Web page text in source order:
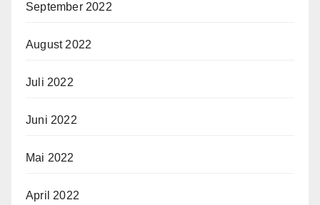
September 2022
August 2022
Juli 2022
Juni 2022
Mai 2022
April 2022